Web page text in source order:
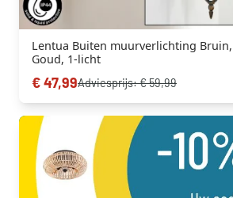
Lentua Buiten muurverlichting Bruin,
Goud, 1-licht
€ 47,99Adviesprijs:€ 59,99